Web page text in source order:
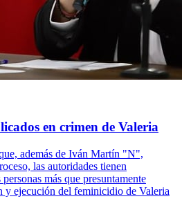
en crimen de Valeria
además de Iván Martín "N",
las autoridades tienen
más que presuntamente
y ejecución del feminicidio de Valeria